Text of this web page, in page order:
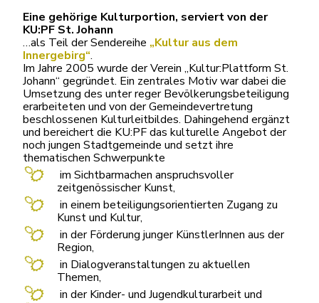
Eine gehörige Kulturportion, serviert von der
KU:PF St. Johann
…als Teil der Sendereihe „Kultur aus dem
Innergebirg“.
Im Jahre 2005 wurde der Verein „Kultur:Plattform St.
Johann“ gegründet. Ein zentrales Motiv war dabei die
Umsetzung des unter reger Bevölkerungsbeteiligung
erarbeiteten und von der Gemeindevertretung
beschlossenen Kulturleitbildes. Dahingehend ergänzt
und bereichert die KU:PF das kulturelle Angebot der
noch jungen Stadtgemeinde und setzt ihre
thematischen Schwerpunkte
im Sichtbarmachen anspruchsvoller
zeitgenössischer Kunst,
in einem beteiligungsorientierten Zugang zu
Kunst und Kultur,
in der Förderung junger KünstlerInnen aus der
Region,
in Dialogveranstaltungen zu aktuellen
Themen,
in der Kinder- und Jugendkulturarbeit und